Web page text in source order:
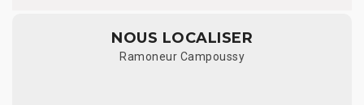
NOUS LOCALISER
Ramoneur Campoussy